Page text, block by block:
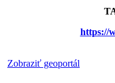
https://
Zobraziť geoportál